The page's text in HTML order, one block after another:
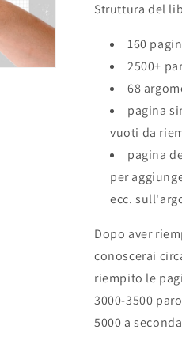
Struttura del
160
2500+
68
pagina
vuoti da
pagina
per
ecc.
Dopo aver
conoscerai
riempito le
3000-3500
5000 a